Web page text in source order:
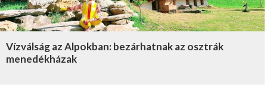
Vízválság az Alpokban: bezárhatnak az osztrák
menedékházak